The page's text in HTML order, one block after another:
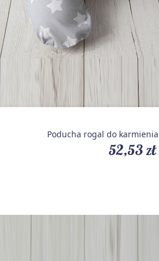
Poducha rogal do
52,53 zł